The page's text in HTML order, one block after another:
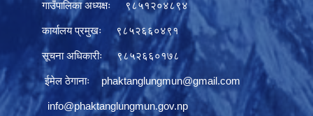
गाउँपालिका अध्यक्षः ९८५१२०४८९४
कार्यालय प्रमुखः ९८५२६६०४९१
सूचना अधिकारीः ९८५२६६०१७८
ईमेल ठेगानाः phaktanglungmun@gmail.com
info@phaktanglungmun.gov.np